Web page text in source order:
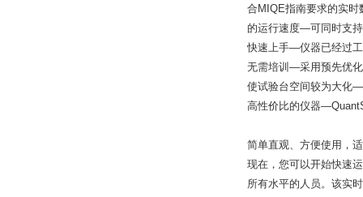
合MIQE指南要求的实时
的运行速度—可同时支
快速上手—仪器已经过
无需培训—采用预先优
使试验台空间 较为大化—
高性价比的仪器
简单直观、方便使用，
现在，您可以开始快速
所有水平的人员。该实